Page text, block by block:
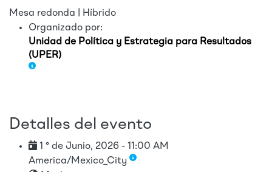
Mesa redonda | Híbrido
Organizado por:
Unidad de Política y Estrategia para Resultados
(UPER)
Detalles del evento
1 ° de Junio, 2026 - 11:00 AM
America/Mexico_City